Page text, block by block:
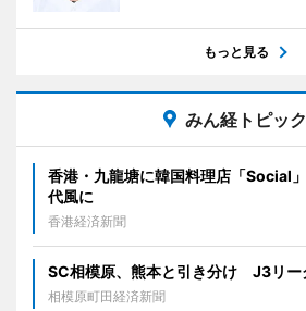
もっと見る
みん経トピッ
香港・九龍塘に韓国料理店「Social
代風に
香港経済新聞
SC相模原、熊本と引き分け J3リー
相模原町田経済新聞